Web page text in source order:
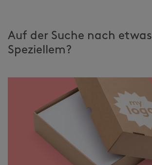
Auf der Suche nach etwas
Speziellem?